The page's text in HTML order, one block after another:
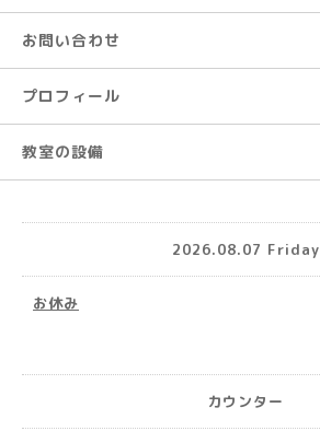
お問い合わせ
プロフィール
教室の設備
2026.08.07 Friday
お休み
カウンター